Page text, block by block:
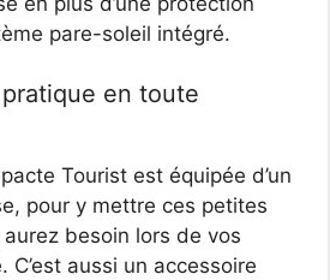
pare-soleil intégré.
en toute
Tourist est équipée d’un
pour y mettre ces petites
besoin lors de vos
aussi un accessoire